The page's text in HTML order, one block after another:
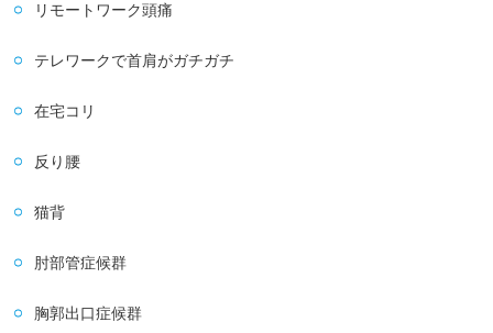
リモートワーク頭痛
テレワークで首肩がガチガチ
在宅コリ
反り腰
猫背
肘部管症候群
胸郭出口症候群